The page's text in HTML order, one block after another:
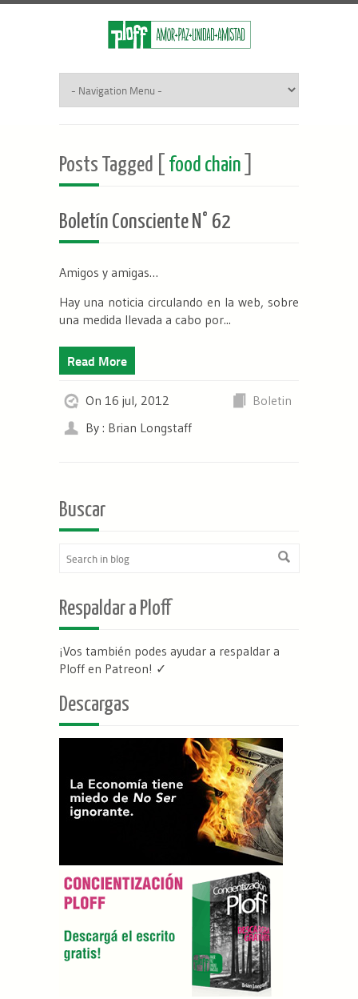
Posts Tagged [ food chain
Boletín Consciente N° 62
Amigos y amigas…
Hay una noticia circulando en la web, sobre
una medida llevada a cabo por...
Read More
On 16 jul, 2012
Boletin
By : Brian Longstaff
Buscar
Respaldar a Ploff
¡Vos también podes ayudar a respaldar a
Ploff en Patreon! ✓
Descargas